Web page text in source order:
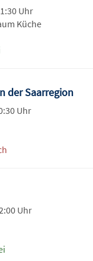
Uhr
Küche
der Saarregion
Uhr
Uhr